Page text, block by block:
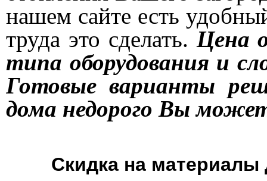
нашем сайте есть
труда это сделать. Цена
типа оборудования и
Готовые варианты
дома недорого Вы
Скидка на материалы